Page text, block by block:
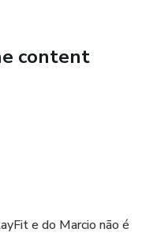
content
e do Marcio não é